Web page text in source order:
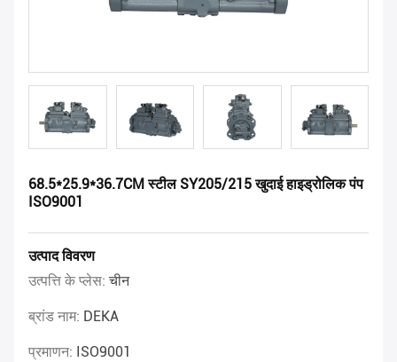
68.5*25.9*36.7CM स्टील SY205/215 खुदाई हाइड्रोलिक पंप
ISO9001
उत्पाद विवरण
उत्पत्ति के प्लेस:चीन
ब्रांड नाम: DEKA
प्रमाणन: ISO9001